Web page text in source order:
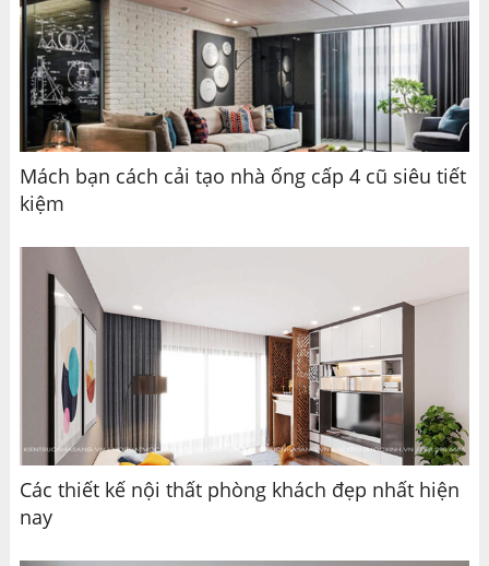
Mách bạn cách cải tạo nhà ống cấp 4 cũ siêu tiết
kiệm
Các thiết kế nội thất phòng khách đẹp nhất hiện
nay